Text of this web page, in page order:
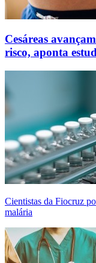
Cesáreas
risco, aponta
Cientistas da Fiocruz
malária